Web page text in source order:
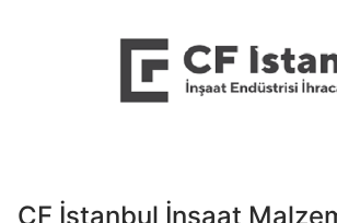
CF İstanbul İnşaat